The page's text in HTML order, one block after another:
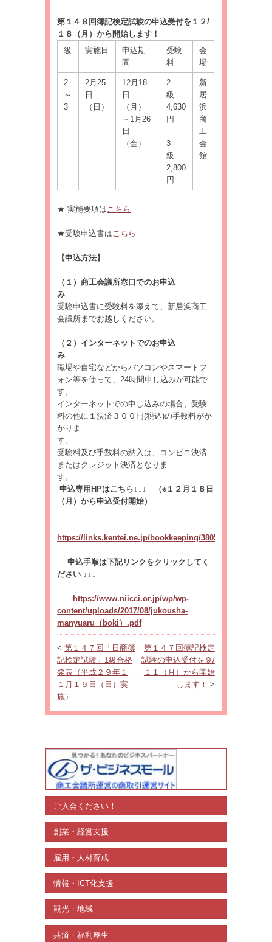
第１４８回簿記検定試験の申込受付を１２/
１８（月）から開始します！
級
実施日
申込期
間
受験
料
会
場
2
～
3
2月25
日
（日）
12月18
日
（月）
～1月26
日
（金）
2
級
4,630
円
3
級
2,800
円
新
居
浜
商
工
会
館
★ 実施要項はこちら
★受験申込書はこちら
【申込方法】
（１）商工会議所窓口でのお申込
み
受験申込書に受験料を添えて、新居浜商工
会議所までお越しください。
（２）インターネットでのお申込
職場や自宅などからパソコンやスマートフ
ォン等を使って、24時間申し込みが可能で
インターネットでの申し込みの場合、受験
料の他に１決済３００円(税込)の手数料がか
かりま
受験料及び手数料の納入は、コンビニ決済
またはクレジット決済となりま
申込専用HPはこちら↓↓↓ （※１２月１８日
（月）から申込受付開始）
https://links.kentei.ne.jp/bookkeeping/3805
申込手順は下記リンクをクリックしてく
ださい ↓↓↓
https://www.niicci.or.jp/wp/wp-
content/uploads/2017/08/jukousha-
manyuaru（boki）.pdf
<第１４７回「日商簿
記検定試験」1級合格
発表（平成２９年１
１月１９日（日）実
施）
第１４７回簿記検定
試験の申込受付を９/
１１（月）から開始
します！
>
ご入会ください！
創業・経営支援
雇用・人材育成
情報・ICT化支援
観光・地域
共済・福利厚生